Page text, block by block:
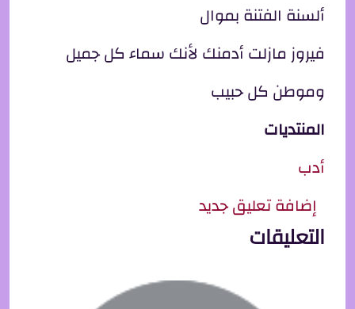
ألسنة الفتنة بموال
فيروز مازلت أدمنك لأنك سماء كل جميل
وموطن كل حبيب
المنتديات
أدب
إضافة تعليق جديد
التعليقات